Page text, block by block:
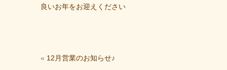
良いお年をお迎えください
« 12月営業のお知らせ♪